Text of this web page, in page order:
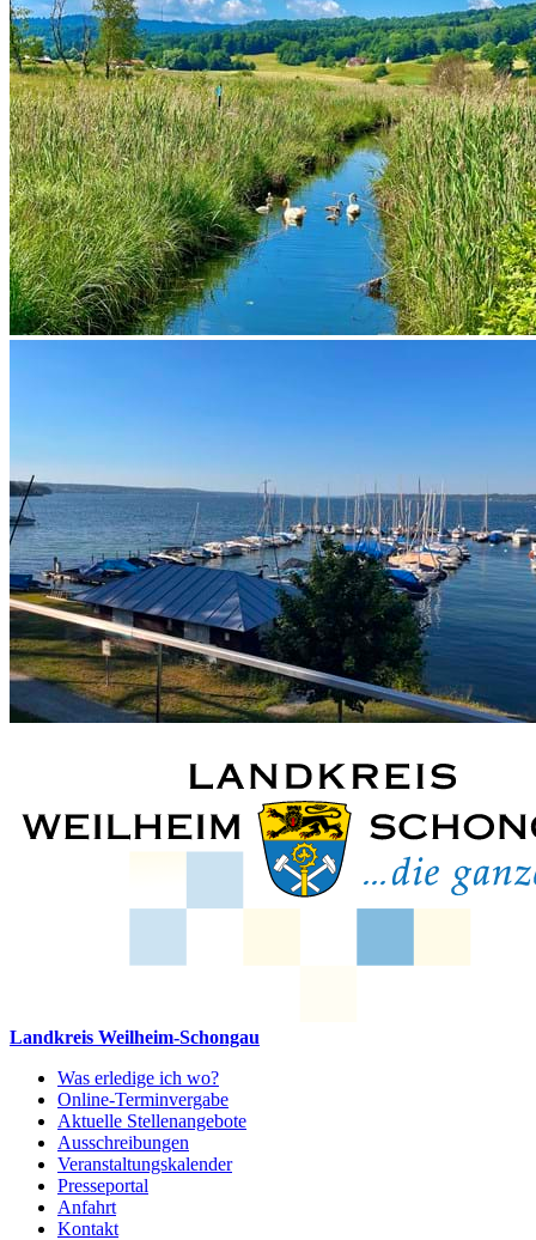
Landkreis Weilheim-Schongau
Was erledige ich wo?
Online-Terminvergabe
Aktuelle Stellenangebote
Ausschreibungen
Veranstaltungskalender
Presseportal
Anfahrt
Kontakt